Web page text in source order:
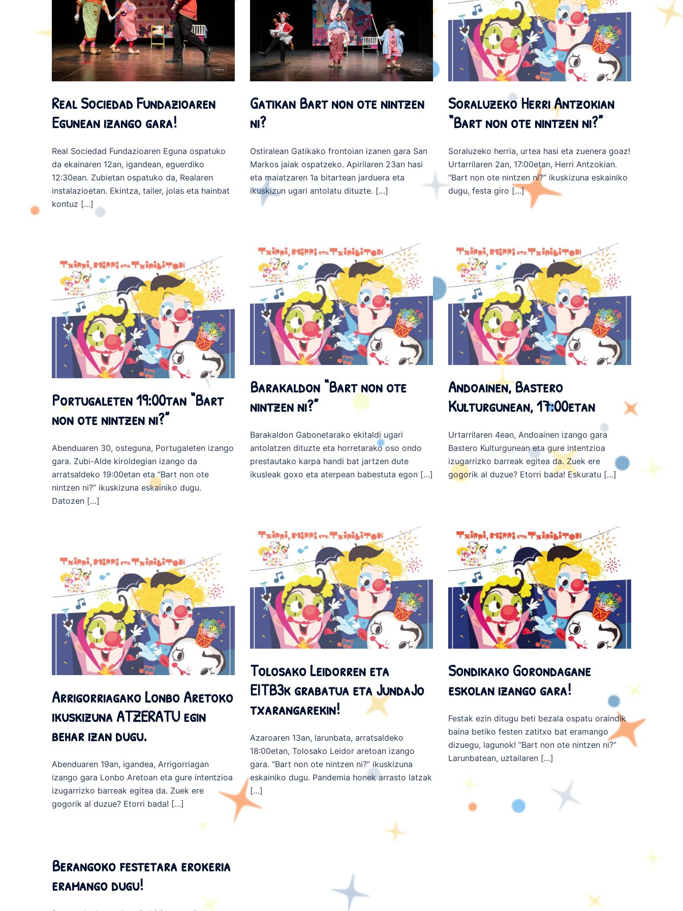
Real Sociedad Fundazioaren
Egunean izango gara!
Real Sociedad Fundazioaren Eguna ospatuko
da ekainaren 12an, igandean, eguerdiko
12:30ean. Zubietan ospatuko da, Realaren
instalazioetan. Ekintza, tailer, jolas eta hainbat
kontuz […]
Gatikan Bart non ote nintzen
ni?
Ostiralean Gatikako frontoian izanen gara San
Markos jaiak ospatzeko. Apirilaren 23an hasi
eta maiatzaren 1a bitartean jarduera eta
ikuskizun ugari antolatu dituzte. […]
Soraluzeko Herri Antzokian
“Bart non ote nintzen ni?”
Soraluzeko herria, urtea hasi eta zuenera goaz!
Urtarrilaren 2an, 17:00etan, Herri Antzokian.
“Bart non ote nintzen ni?” ikuskizuna eskainiko
dugu, festa giro […]
Portugaleten 19:00tan “Bart
non ote nintzen ni?”
Abenduaren 30, osteguna, Portugaleten izango
gara. Zubi-Alde kiroldegian izango da
arratsaldeko 19:00etan eta “Bart non ote
nintzen ni?” ikuskizuna eskainiko dugu.
Datozen […]
Barakaldon “Bart non ote
nintzen ni?”
Barakaldon Gabonetarako ekitaldi ugari
antolatzen dituzte eta horretarako oso ondo
prestautako karpa handi bat jartzen dute
ikusleak goxo eta aterpean babestuta egon […]
Andoainen, Bastero
Kulturgunean, 17:00etan
Urtarrilaren 4ean, Andoainen izango gara
Bastero Kulturgunean eta gure intentzioa
izugarrizko barreak egitea da. Zuek ere
gogorik al duzue? Etorri bada! Eskuratu […]
Arrigorriagako Lonbo Aretoko
ikuskizuna ATZERATU egin
behar izan dugu.
Abenduaren 19an, igandea, Arrigorriagan
izango gara Lonbo Aretoan eta gure intentzioa
izugarrizko barreak egitea da. Zuek ere
gogorik al duzue? Etorri bada! […]
Tolosako Leidorren eta
EITB3k grabatua eta JundaJo
txarangarekin!
Azaroaren 13an, larunbata, arratsaldeko
18:00etan, Tolosako Leidor aretoan izango
gara. “Bart non ote nintzen ni?” ikuskizuna
eskainiko dugu. Pandemia honek arrasto latzak
[…]
Sondikako Gorondagane
eskolan izango gara!
Festak ezin ditugu beti bezala ospatu oraindik
baina betiko festen zatitxo bat eramango
dizuegu, lagunok! “Bart non ote nintzen ni?”
Larunbatean, uztailaren […]
Berangoko festetara erokeria
eramango dugu!